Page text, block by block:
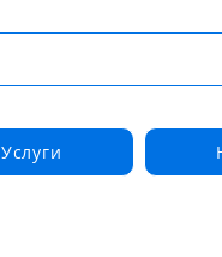
Услуги